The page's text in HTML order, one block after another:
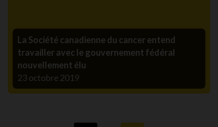
La Société canadienne du cancer entend
travailler avec le gouvernement fédéral
nouvellement élu
23 octobre 2019